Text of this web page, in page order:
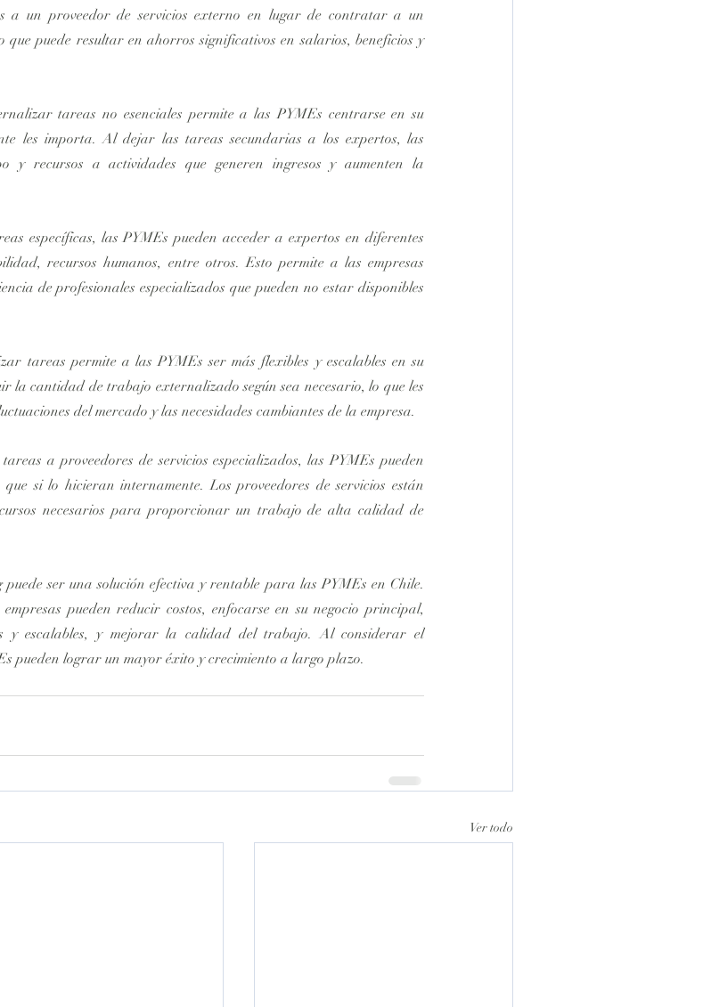
a un proveedor de servicios externo en lugar de contratar a un
puede resultar en ahorros significativos en salarios, beneficios y
tareas no esenciales permite a las PYMEs centrarse en su
les importa. Al dejar las tareas secundarias a los expertos, las
y recursos a actividades que generen ingresos y aumenten la
específicas, las PYMEs pueden acceder a expertos en diferentes
recursos humanos, entre otros. Esto permite a las empresas
de profesionales especializados que pueden no estar disponibles
tareas permite a las PYMEs ser más flexibles y escalables en su
la cantidad de trabajo externalizado según sea necesario, lo que les
del mercado y las necesidades cambiantes de la empresa.
a proveedores de servicios especializados, las PYMEs pueden
si lo hicieran internamente. Los proveedores de servicios están
necesarios para proporcionar un trabajo de alta calidad de
puede ser una solución efectiva y rentable para las PYMEs en Chile.
pueden reducir costos, enfocarse en su negocio principal,
y escalables, y mejorar la calidad del trabajo. Al considerar el
pueden lograr un mayor éxito y crecimiento a largo plazo.
Ver todo